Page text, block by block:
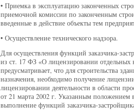
• Приемка в эксплуатацию законченных
приемочной комиссии по законченным
введенные в действие объекты тем
• Осуществление технического надзора.
Для осуществления функций заказчика-
из ст. 17 ФЗ «О лицензировании отдельных
предусматривает, что для строительства
назначения, необходимо получение
лицензировании деятельности в области
от 21 марта 2002 г. Указанным положением
выполнение функций заказчика-